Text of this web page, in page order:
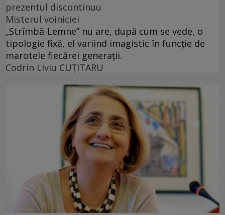
prezentul discontinuu
Misterul voiniciei
„Strîmbă-Lemne” nu are, după cum se vede, o
tipologie fixă, el variind imagistic în funcţie de
marotele fiecărei generaţii.
Codrin Liviu CUŢITARU